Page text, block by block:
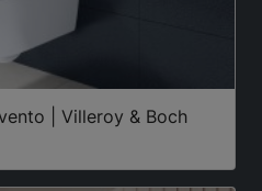
| Villeroy & Boch